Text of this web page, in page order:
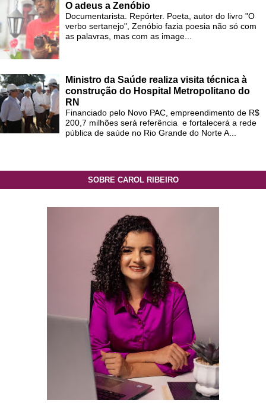
O adeus a Zenóbio
Documentarista. Repórter. Poeta, autor do livro "O
verbo sertanejo", Zenóbio fazia poesia não só com
as palavras, mas com as image...
Ministro da Saúde realiza visita técnica à
construção do Hospital Metropolitano do
RN
Financiado pelo Novo PAC, empreendimento de R$
200,7 milhões será referência e fortalecerá a rede
pública de saúde no Rio Grande do Norte A...
SOBRE CAROL RIBEIRO